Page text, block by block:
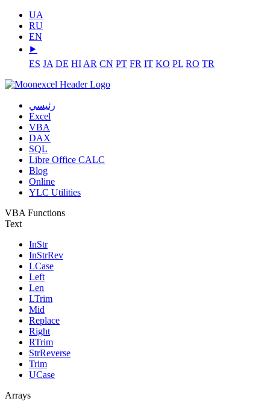
UA
RU
EN
⯈
ES JA DE HI AR CN PT FR IT KO PL RO TR
رئيسي
Excel
VBA
DAX
SQL
Libre Office CALC
Blog
Online
YLC Utilities
VBA Functions
Text
InStr
InStrRev
LCase
Left
Len
LTrim
Mid
Replace
Right
RTrim
StrReverse
Trim
UCase
Arrays